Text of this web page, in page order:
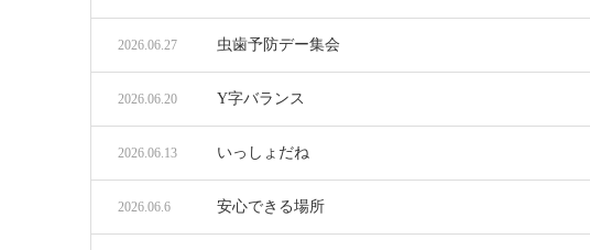
虫歯予防デー集会
2026.06.27
Y字バランス
2026.06.20
いっしょだね
2026.06.13
安心できる場所
2026.06.6